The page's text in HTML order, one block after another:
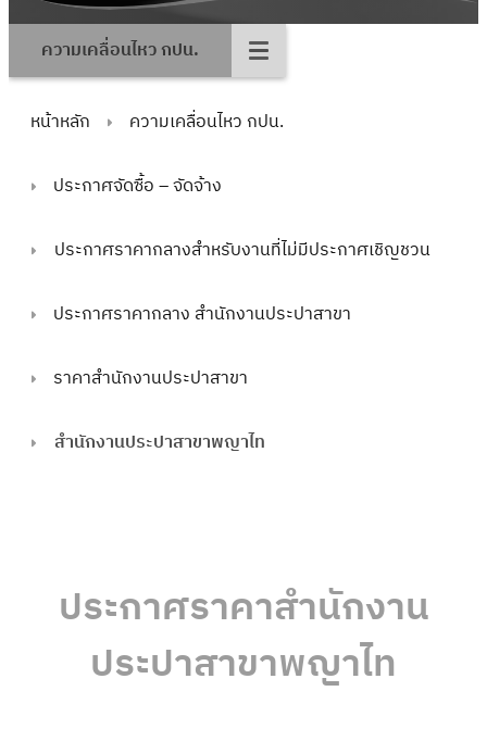
ความเคลื่อนไหว กปน.
หน้าหลัก ความเคลื่อนไหว กปน.
ประกาศจัดซื้อ – จัดจ้าง
ประกาศราคากลางสำหรับงานที่ไม่มีประกาศเชิญชวน
ประกาศราคากลาง สำนักงานประปาสาขา
ราคาสำนักงานประปาสาขา
สำนักงานประปาสาขาพญาไท
ประกาศราคาสำนักงาน
ประปาสาขาพญาไท